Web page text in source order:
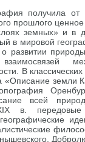
получила от
прошлого
земных» и в
в мировой
развитии
взаимосвязей
В
«Описание земли
всей
в. передовые